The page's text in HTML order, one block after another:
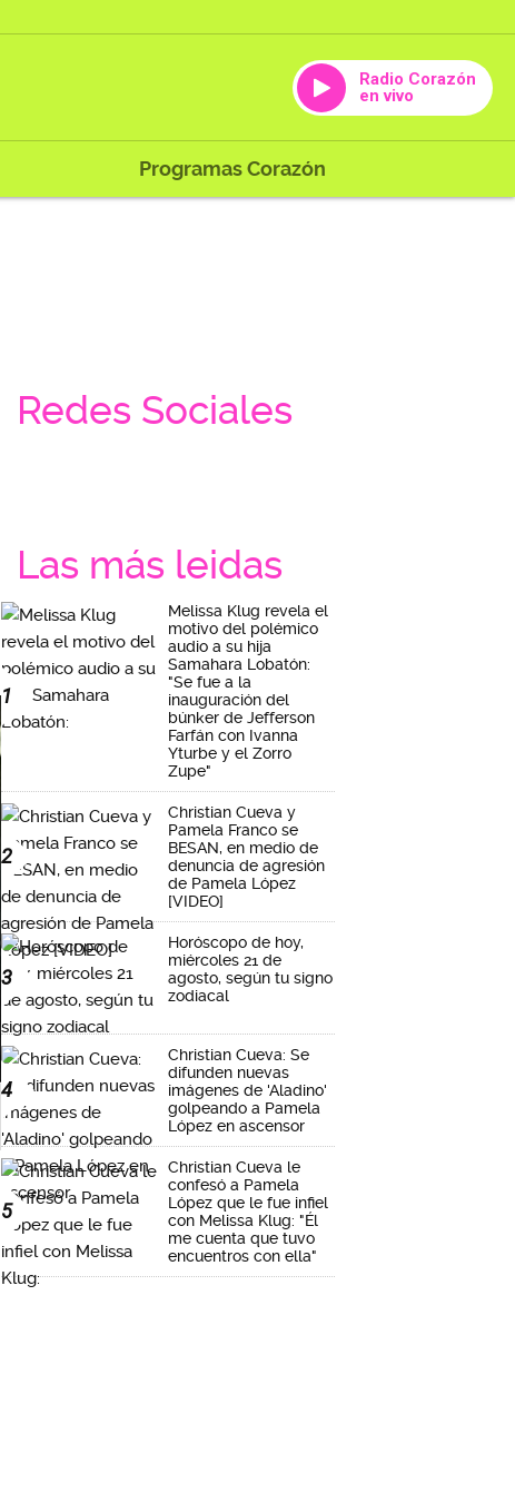
Radio Corazón
en vivo
Programas Corazón
Redes Sociales
Las más leidas
1
Melissa Klug revela el
motivo del polémico
audio a su hija
Samahara Lobatón:
"Se fue a la
inauguración del
búnker de Jefferson
Farfán con Ivanna
Yturbe y el Zorro
Zupe"
2
Christian Cueva y
Pamela Franco se
BESAN, en medio de
denuncia de agresión
de Pamela López
[VIDEO]
3
Horóscopo de hoy,
miércoles 21 de
agosto, según tu signo
zodiacal
4
Christian Cueva: Se
difunden nuevas
imágenes de 'Aladino'
golpeando a Pamela
López en ascensor
5
Christian Cueva le
confesó a Pamela
López que le fue infiel
con Melissa Klug: "Él
me cuenta que tuvo
encuentros con ella"